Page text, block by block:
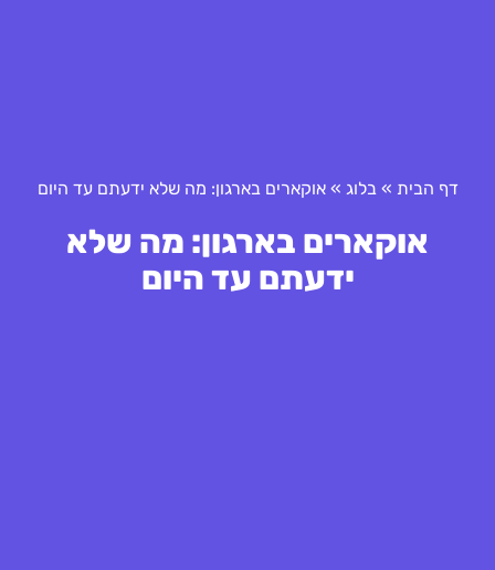
דף הבית »בלוג »אוקארים בארגון: מה שלא ידעתם עד היום
אוקארים בארגון: מה שלא
ידעתם עד היום